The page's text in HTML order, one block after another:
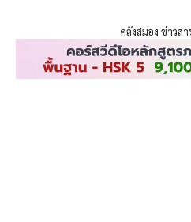
คลังสมอง ข่าวสา